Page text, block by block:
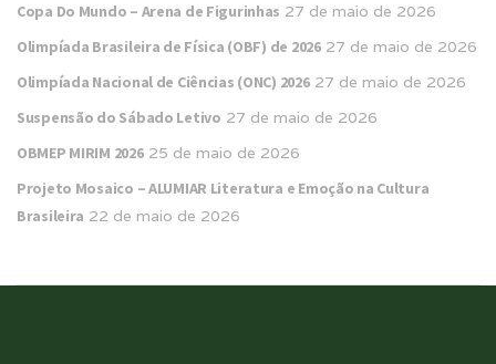
Copa Do Mundo – Arena de Figurinhas 27 de maio de 2026
Olimpíada Brasileira de Física (OBF) de 2026 27 de maio de 2026
Olimpíada Nacional de Ciências (ONC) 2026 27 de maio de 2026
Suspensão do Sábado Letivo 27 de maio de 2026
OBMEP MIRIM 2026 25 de maio de 2026
Projeto Mosaico – ALUMIAR Literatura e Emoção na Cultura
Brasileira 22 de maio de 2026